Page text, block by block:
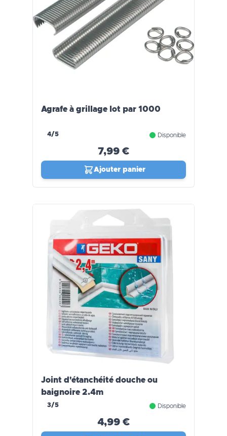
Agrafe à grillage lot par 1000
4/5 Disponible
7,99 €
Ajouter panier
Joint d'étanchéité douche ou
baignoire 2.4m
3/5 Disponible
4,99 €